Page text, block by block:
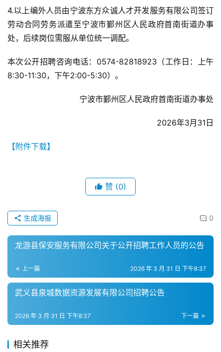
4.以上编外人员由宁波东方众诚人才开发服务有限公司签订
劳动合同劳务派遣至宁波市鄞州区人民政府首南街道办事
处，后续岗位需服从单位统一调配。
本次公开招聘咨询电话：0574-82818923（工作日：上午
8:30-11:30，下午2:00-5:30）。
宁波市鄞州区人民政府首南街道办事处
2026年3月31日
【附件下载】
赞 (0)
0
生成海报
龙游县保安服务有限公司关于公开招聘工作人员的公告
上一篇 2026 年 3 月 31 日 下午8:37
武义县泉城数据资源发展有限公司招聘公告
下一篇
2026 年 3 月 31 日 下午8:37
相关推荐